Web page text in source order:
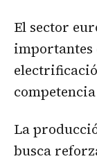
El sector
importantes
La
busca